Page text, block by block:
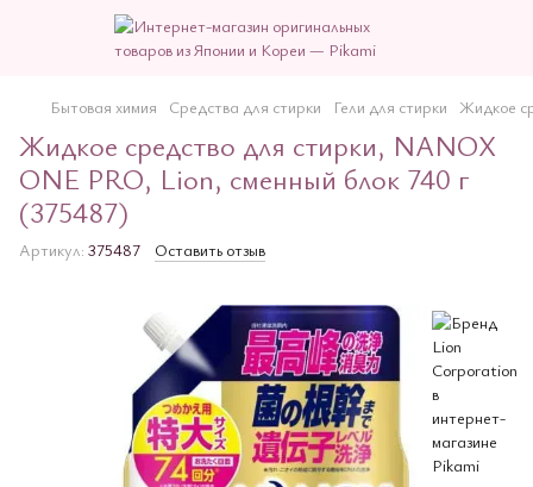
Бытовая химия Средства для стирки Гели для стирки Жидкое
Жидкое средство для стирки, NANOX
ONE PRO, Lion, сменный блок 740 г
(375487)
Артикул: 375487 Оставить отзыв